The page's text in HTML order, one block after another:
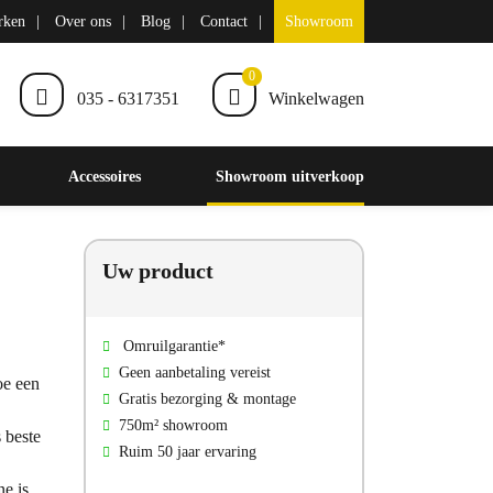
Over ons Blog Contact Showroom
035 - 6317351
0
Winkelwagen
Accessoires Showroom uitverkoop
een
is
Uw product
Omruilgarantie*
Geen aanbetaling vereist
Gratis bezorging & montage
750m² showroom
Ruim 50 jaar ervaring